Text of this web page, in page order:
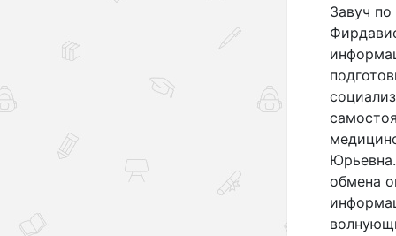
Завуч по
обмена